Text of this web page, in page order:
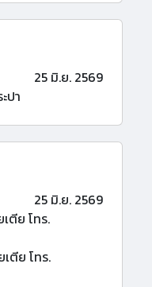
25 มิ.ย. 2569
ปา
25 มิ.ย. 2569
ตีย โทร.
ตีย โทร.